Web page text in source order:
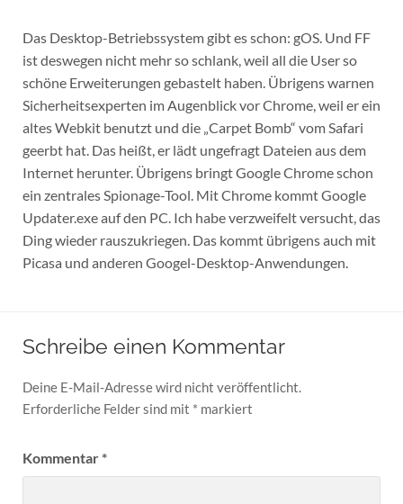
Das Desktop-Betriebssystem gibt es schon: gOS. Und FF
ist deswegen nicht mehr so schlank, weil all die User so
schöne Erweiterungen gebastelt haben. Übrigens warnen
Sicherheitsexperten im Augenblick vor Chrome, weil er ein
altes Webkit benutzt und die „Carpet Bomb“ vom Safari
geerbt hat. Das heißt, er lädt ungefragt Dateien aus dem
Internet herunter. Übrigens bringt Google Chrome schon
ein zentrales Spionage-Tool. Mit Chrome kommt Google
Updater.exe auf den PC. Ich habe verzweifelt versucht, das
Ding wieder rauszukriegen. Das kommt übrigens auch mit
Picasa und anderen Googel-Desktop-Anwendungen.
Schreibe einen Kommentar
Deine E-Mail-Adresse wird nicht veröffentlicht.
Erforderliche Felder sind mit * markiert
Kommentar*